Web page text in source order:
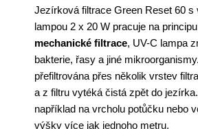
Jezírková filtrace Green Reset 60 s
lampou 2 x 20 W pracuje na principu
mechanické filtrace, UV-C lampa
bakterie, řasy a jiné
přefiltrována přes několik vrstev
a z filtru vytéká čistá zpět do
například na vrcholu potůčku nebo
výšky více jak jednoho metru.